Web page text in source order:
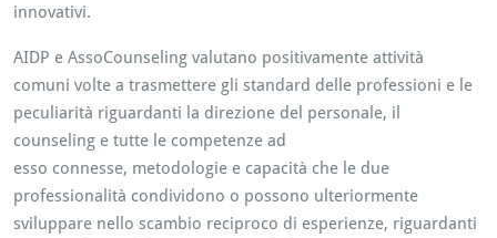
innovativi.
AIDP e AssoCounseling valutano positivamente attività
comuni volte a trasmettere gli standard delle professioni e le
peculiarità riguardanti la direzione del personale, il
counseling e tutte le competenze ad
esso connesse, metodologie e capacità che le due
professionalità condividono o possono ulteriormente
sviluppare nello scambio reciproco di esperienze, riguardanti